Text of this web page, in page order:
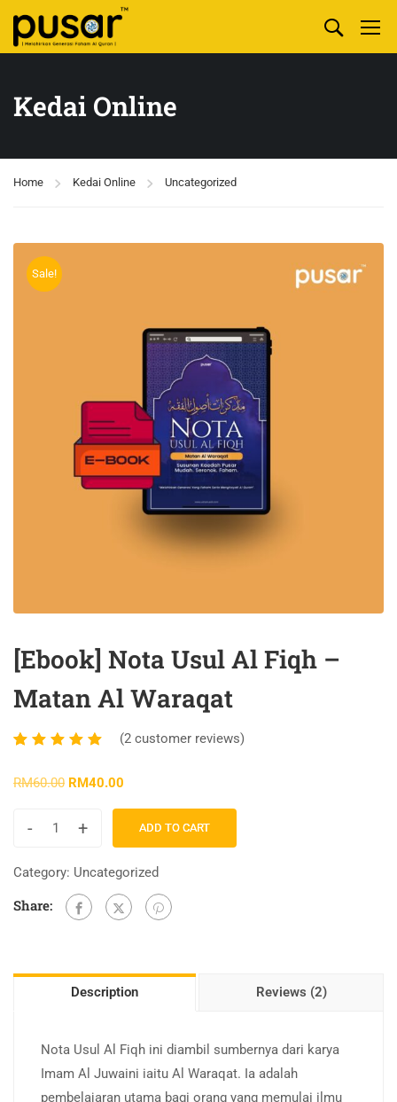
Kedai Online
Home Kedai Online Uncategorized
Sale!
[Ebook] Nota Usul Al Fiqh –
Matan Al Waraqat
Rated
of 5
on
2
ratings
(2 customer reviews)
RM60.00 RM40.00
- + ADD TO CART
Category: Uncategorized
Share:
Description Reviews (2)
Nota Usul Al Fiqh ini diambil sumbernya dari karya
Imam Al Juwaini iaitu Al Waraqat. Ia adalah
pembelajaran utama bagi orang yang memulai ilmu